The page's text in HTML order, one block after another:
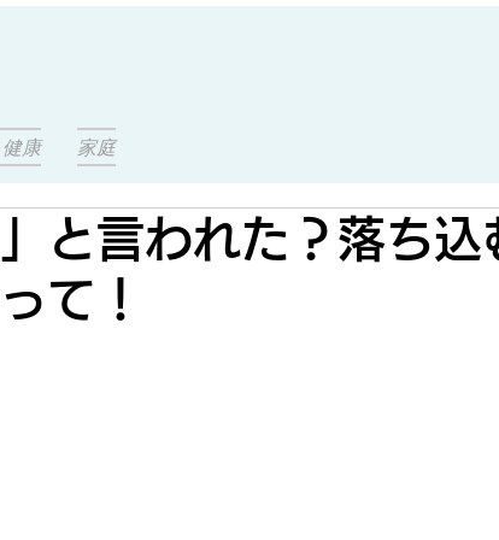
康 家庭
」と言われた？落ち込
て！